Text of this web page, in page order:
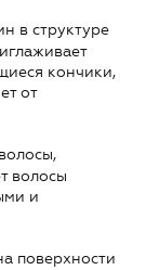
в структуре
кончики,
от
волосы
и
поверхности